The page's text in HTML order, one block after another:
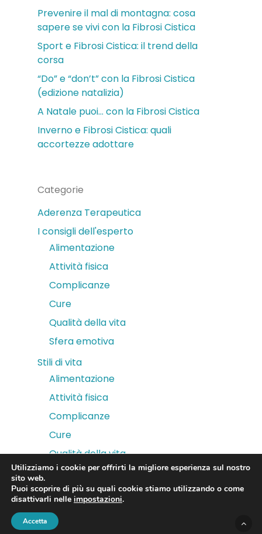
Prevenire il mal di montagna: cosa
sapere se vivi con la Fibrosi Cistica
Sport e Fibrosi Cistica: il trend della
corsa
“Do” e “don’t” con la Fibrosi Cistica
(edizione natalizia)
A Natale puoi… con la Fibrosi Cistica
Inverno e Fibrosi Cistica: quali
accortezze adottare
Categorie
Aderenza Terapeutica
I consigli dell'esperto
Alimentazione
Attività fisica
Complicanze
Cure
Qualità della vita
Sfera emotiva
Stili di vita
Alimentazione
Attività fisica
Complicanze
Cure
Qualità della vita
Sfera emotiva
Utilizziamo i cookie per offrirti la migliore esperienza sul nostro
sito web.
Puoi scoprire di più su quali cookie stiamo utilizzando o come
disattivarli nelle impostazioni.
Accetta